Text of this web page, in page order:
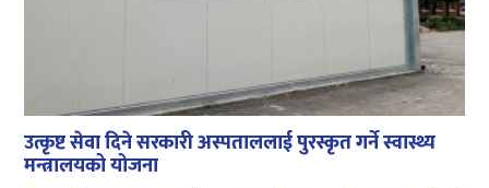
उत्कृष्ट सेवा दिने सरकारी अस्पताललाई पुरस्कृत गर्ने स्वास्थ्य
मन्त्रालयको योजना